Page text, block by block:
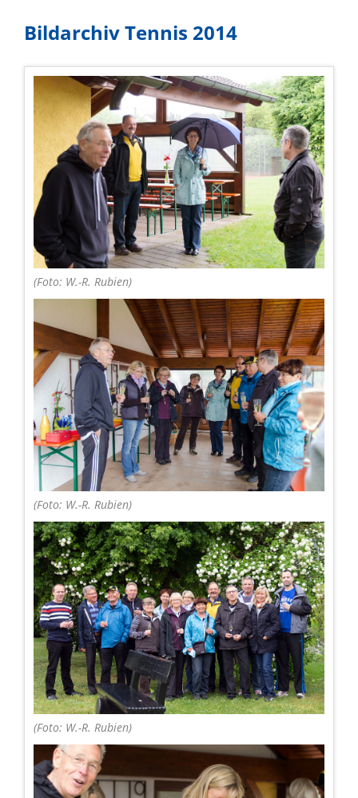
Bildarchiv Tennis 2014
(Foto: W.-R. Rubien)
(Foto: W.-R. Rubien)
(Foto: W.-R. Rubien)